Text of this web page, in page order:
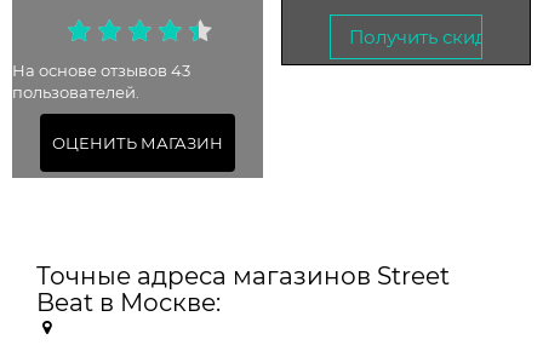
На основе отзывов 43
пользователей.
ОЦЕНИТЬ МАГАЗИН
Получить скидку →
Точные адреса магазинов Street
Beat в Москве: